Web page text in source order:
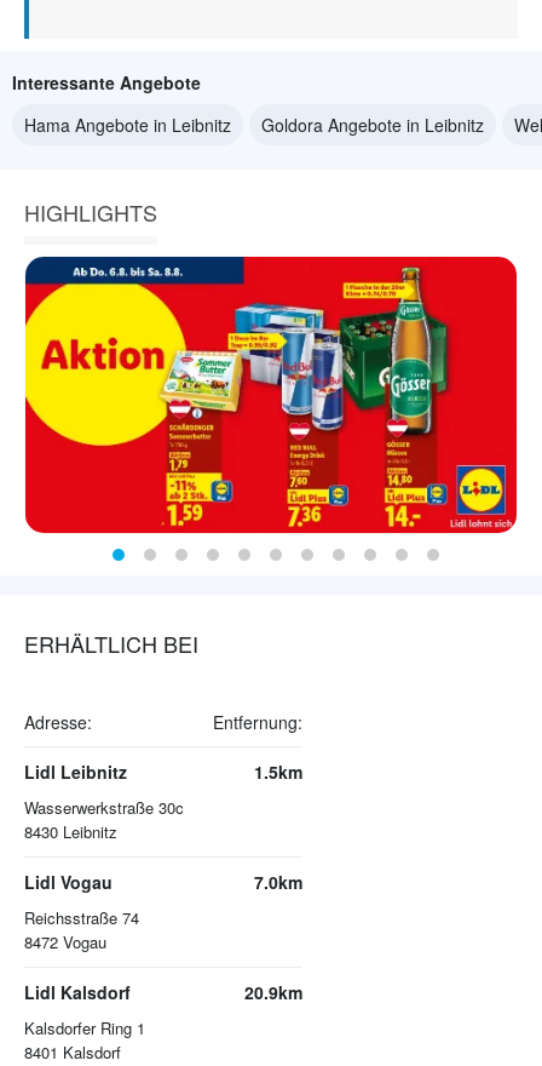
Interessante Angebote
Hama Angebote in Leibnitz
Goldora Angebote in Leibnitz
HIGHLIGHTS
ERHÄLTLICH BEI
Adresse: Entfernung:
Lidl Leibnitz
Wasserwerkstraße 30c
8430 Leibnitz
1.5km
Lidl Vogau
Reichsstraße 74
8472 Vogau
7.0km
Lidl Kalsdorf
Kalsdorfer Ring 1
8401 Kalsdorf
20.9km